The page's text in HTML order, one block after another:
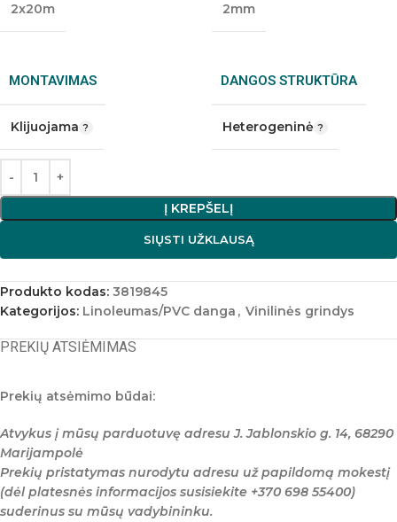
2x20m 2mm
MONTAVIMAS
Klijuojama
DANGOS STRUKTŪRA
Heterogeninė
Į KREPŠELĮ
SIŲSTI UŽKLAUSĄ
Produkto kodas: 3819845
Kategorijos: Linoleumas/PVC danga , Vinilinės grindys
PREKIŲ ATSIĖMIMAS
Prekių atsėmimo būdai:
Atvykus į mūsų parduotuvę adresu J. Jablonskio g. 14, 68290
Marijampolė
Prekių pristatymas nurodytu adresu už papildomą mokestį
(dėl platesnės informacijos susisiekite +370 698 55400)
suderinus su mūsų vadybininku.